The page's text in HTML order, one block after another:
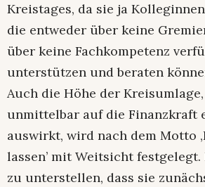
Kreistages, da sie ja
die entweder über keine
über keine Fachkompetenz
unterstützen und beraten
Auch die Höhe der
unmittelbar auf die Finanzkraft
auswirkt, wird nach dem Motto
lassen’ mit Weitsicht
zu unterstellen, dass sie